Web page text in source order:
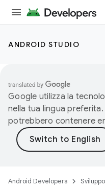
ANDROID STUDIO
Google utilizza la
nella tua lingua
potrebbero contenere
Android Developers Sviluppo